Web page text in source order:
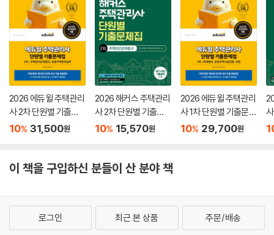
2026 에듀윌 주택관리
사 2차 단원별 기출문
제집
10% 31,500원
2026 해커스 주택관리
사 2차 단원별 기출문
제집 주택관리관계법
10% 15,570원
2026 에듀윌 주택관리
사 1차 단원별 기출문제
집
10% 29,700원
이 책을 구입하신 분들이 산 분야 책
로그인 최근 본 상품 주문/배송